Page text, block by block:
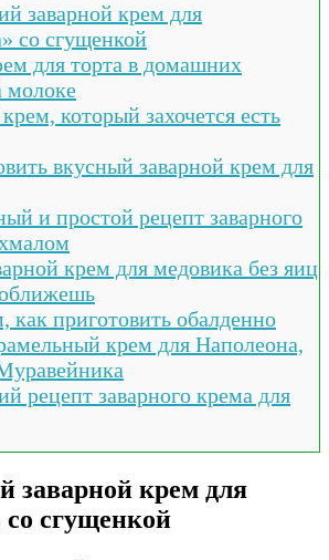
заварной крем для
со сгущенкой
для торта в домашних
молоке
который захочется есть
вкусный заварной крем для
и простой рецепт заварного
крем для медовика без яиц
как приготовить обалденно
крем для Наполеона,
рецепт заварного крема для
заварной крем для
сгущенкой